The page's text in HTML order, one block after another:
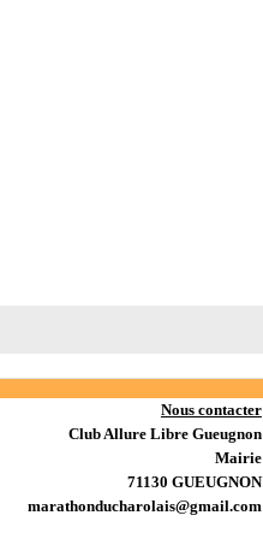
Nous contacter
Club Allure Libre Gueugnon
Mairie
71130 GUEUGNON
marathonducharolais@gmail.com